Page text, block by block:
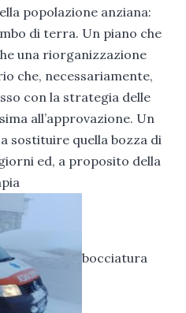
popolazione anziana:
di terra. Un piano che
una riorganizzazione
che, necessariamente,
con la strategia delle
all’approvazione. Un
sostituire quella bozza di
ed, a proposito della
bocciatura